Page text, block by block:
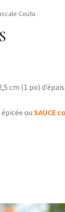
Coutu
cm (1 po)
épicée ouSAUCE